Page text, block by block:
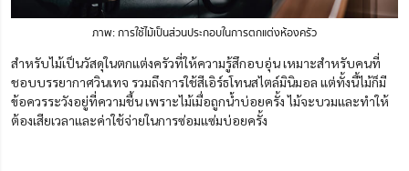
ภาพ: การใช้ไม้เป็นส่วนประกอบในการตกแต่งห้องครัว
สำหรับไม้เป็นวัสดุในตกแต่งครัวที่ให้ความรู้สึกอบอุ่น เหมาะสำหรับคนที่
ชอบบรรยากาศวินเทจ รวมถึงการใช้สีเอิร์ธโทนสไตล์มินิมอล แต่ทั้งนี้ไม้ก็มี
ข้อควรระวังอยู่ที่ความชื้น เพราะไม้เมื่อถูกน้ำบ่อยครั้ง ไม้จะบวมและทำให้
ต้องเสียเวลาและค่าใช้จ่ายในการซ่อมแซ่มบ่อยครั้ง